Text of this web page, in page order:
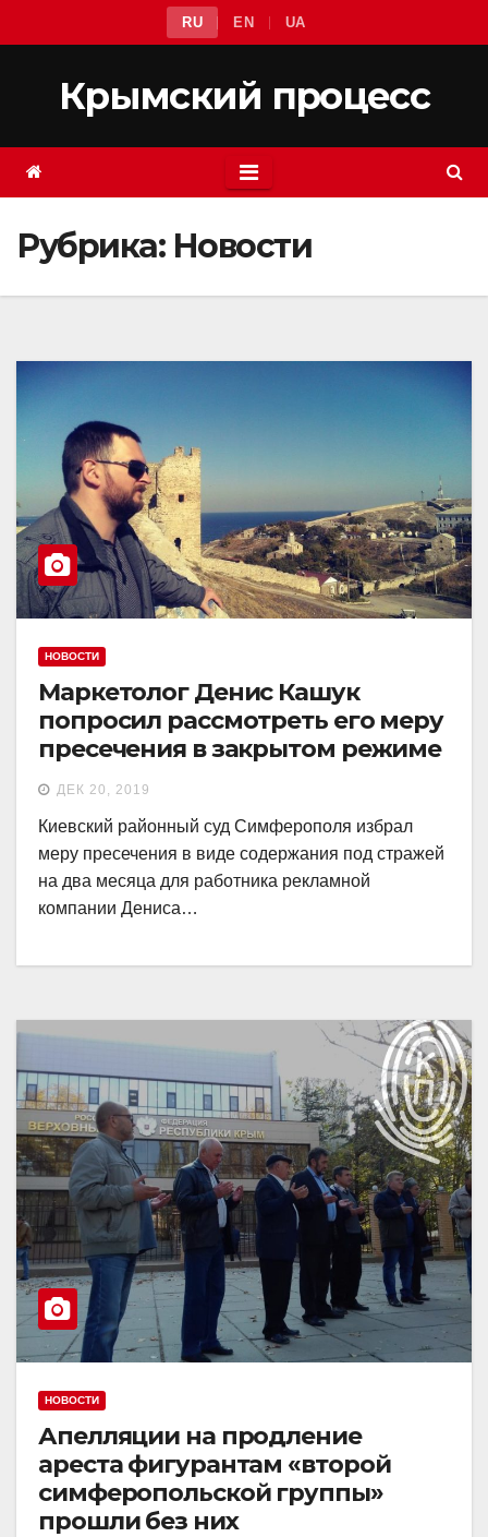
к
содержимому
RU EN UA
Крымский процесс
Рубрика: Новости
НОВОСТИ
Маркетолог Денис Кашук
попросил рассмотреть его меру
пресечения в закрытом режиме
ДЕК 20, 2019
Киевский районный суд Симферополя избрал
меру пресечения в виде содержания под стражей
на два месяца для работника рекламной
компании Дениса…
НОВОСТИ
Апелляции на продление
ареста фигурантам «второй
симферопольской группы»
прошли без них